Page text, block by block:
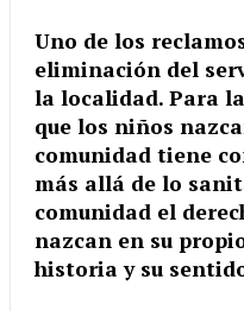
Uno de los
eliminación del
la localidad. Para
que los niños
comunidad tiene
más allá de lo
comunidad el
nazcan en su
historia y su